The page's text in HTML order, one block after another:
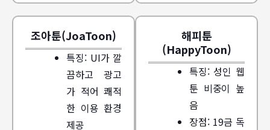
조아툰(JoaToon)
특징: UI가 깔
끔하고 광고
가 적어 쾌적
한 이용 환경
제공
해피툰
(HappyToon)
특징: 성인 웹
툰 비중이 높
음
장점: 19금 독